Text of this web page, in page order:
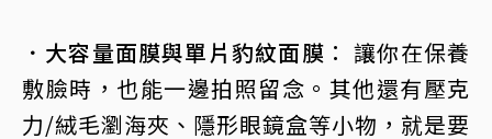
．大容量面膜與單片豹紋面膜 ： 讓你在保養
敷臉時，也能一邊拍照留念。其他還有壓克
力/絨毛瀏海夾、隱形眼鏡盒等小物，就是要